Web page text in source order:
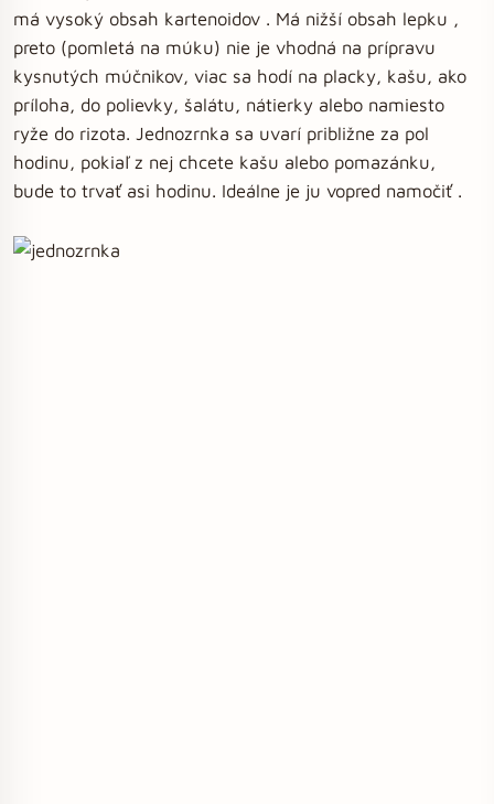
má vysoký obsah kartenoidov . Má nižší obsah lepku ,
preto (pomletá na múku) nie je vhodná na prípravu
kysnutých múčnikov, viac sa hodí na placky, kašu, ako
príloha, do polievky, šalátu, nátierky alebo namiesto
ryže do rizota. Jednozrnka sa uvarí približne za pol
hodinu, pokiaľ z nej chcete kašu alebo pomazánku,
bude to trvať asi hodinu. Ideálne je ju vopred namočiť .